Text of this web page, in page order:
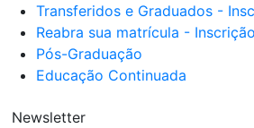
Transferidos e Graduados -
Reabra sua matrícula -
Pós-Graduação
Educação Continuada
Newsletter